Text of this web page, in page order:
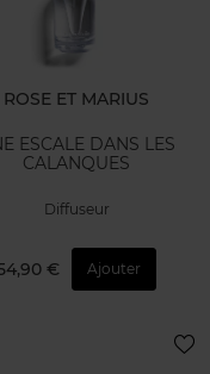
ROSE ET MARIUS
ESCALE DANS LES
CALANQUES
Diffuseur
€ Ajouter